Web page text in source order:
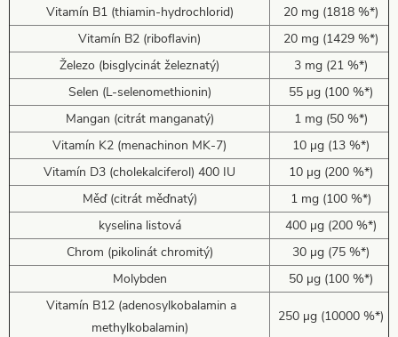
Vitamín B1 (thiamin-hydrochlorid)
20 mg (1818 %*)
Vitamín B2 (riboflavin)
20 mg (1429 %*)
Železo (bisglycinát železnatý)
3 mg (21 %*)
Selen (L-selenomethionin)
55 µg (100 %*)
Mangan (citrát manganatý)
1 mg (50 %*)
Vitamín K2 (menachinon MK-7)
10 µg (13 %*)
Vitamín D3 (cholekalciferol) 400 IU
10 µg (200 %*)
Měď (citrát měďnatý)
1 mg (100 %*)
kyselina listová
400 µg (200 %*)
Chrom (pikolinát chromitý)
30 µg (75 %*)
Molybden
50 µg (100 %*)
Vitamín B12 (adenosylkobalamin a
methylkobalamin)
250 µg (10000 %*)